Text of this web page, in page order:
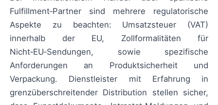
Fulfillment‑Partner sind mehrere regulatorische
Aspekte zu beachten: Umsatzsteuer (VAT)
innerhalb der EU, Zollformalitäten für
Nicht‑EU‑Sendungen, sowie spezifische
Anforderungen an Produktsicherheit und
Verpackung. Dienstleister mit Erfahrung in
grenzüberschreitender Distribution stellen sicher,